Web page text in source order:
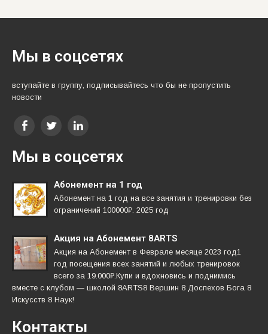
Мы в соцсетях
вступайте в группу, подписывайтесь что бы не пропустить
новости
Мы в соцсетях
Абонемент на 1 год
Абонемент на 1 год на все занятия и тренировки без
ограничений 100000₽. 2025 год
Акция на Абонемент 8ARTS
Акция на Абонемент в Феврале месяце 2023 год1
год посещения всех занятий и любых тренировок
всего за 19.000₽.Купи и вдохновись и поднимись
вместе с клубом — школой 8ARTS8 Вершин 8 Доспехов Бога 8
Искусств 8 Наук!
Контакты